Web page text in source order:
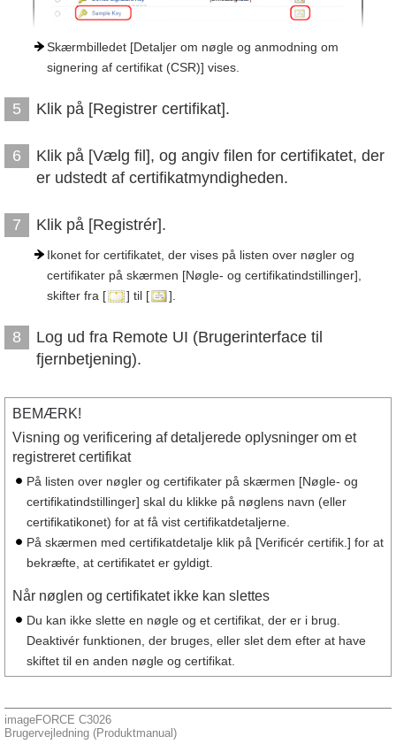
Skærmbilledet [Detaljer om nøgle og anmodning om
signering af certifikat (CSR)] vises.
5 Klik på [Registrer certifikat].
6
Klik på [Vælg fil], og angiv filen for certifikatet, der
er udstedt af certifikatmyndigheden.
7 Klik på [Registrér].
Ikonet for certifikatet, der vises på listen over nøgler og
certifikater på skærmen [Nøgle- og certifikatindstillinger],
skifter fra [
] til [ ].
8
Log ud fra Remote UI (Brugerinterface til
fjernbetjening).
BEMÆRK!
Visning og verificering af detaljerede oplysninger om et
registreret certifikat
På listen over nøgler og certifikater på skærmen [Nøgle- og
certifikatindstillinger] skal du klikke på nøglens navn (eller
certifikatikonet) for at få vist certifikatdetaljerne.
På skærmen med certifikatdetalje klik på [Verificér certifik.] for at
bekræfte, at certifikatet er gyldigt.
Når nøglen og certifikatet ikke kan slettes
Du kan ikke slette en nøgle og et certifikat, der er i brug.
Deaktivér funktionen, der bruges, eller slet dem efter at have
skiftet til en anden nøgle og certifikat.
imageFORCE C3026
Brugervejledning (Produktmanual)